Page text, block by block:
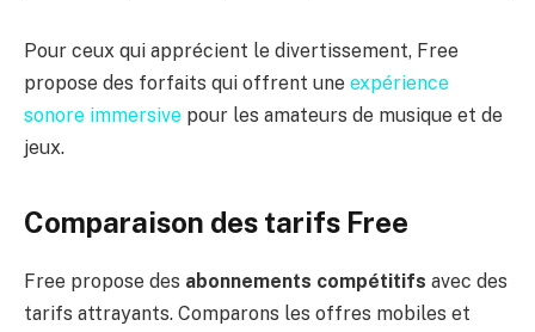
Pour ceux qui apprécient le divertissement, Free
propose des forfaits qui offrent une expérience
sonore immersive pour les amateurs de musique et de
jeux.
Comparaison des tarifs Free
Free propose des abonnements compétitifs avec des
tarifs attrayants. Comparons les offres mobiles et